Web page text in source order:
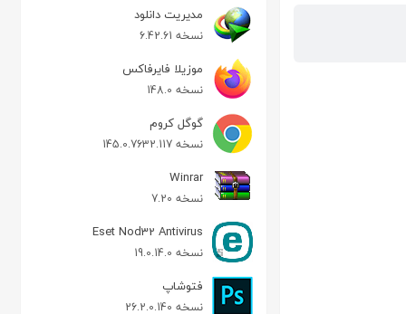
مدیریت دانلود
نسخه 6.42.61
موزیلا فایرفاکس
نسخه 148.0
گوگل کروم
نسخه 145.0.7632.117
Winrar
نسخه 7.20
Eset Nod32 Antivirus
نسخه 19.0.14.0
فتوشاپ
نسخه 26.2.0.140